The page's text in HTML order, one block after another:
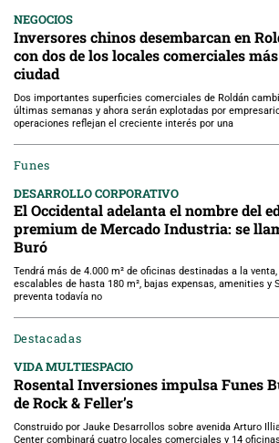
NEGOCIOS
Inversores chinos desembarcan en
con dos de los locales comerciales
ciudad
Dos importantes superficies comerciales de Roldán
últimas semanas y ahora serán explotadas por
operaciones reflejan el creciente interés por una
Funes
DESARROLLO CORPORATIVO
El Occidental adelanta el nombre del
premium de Mercado Industria: se
Buró
Tendrá más de 4.000 m² de oficinas destinadas a la
escalables de hasta 180 m², bajas expensas, amenities y
preventa todavía no
Destacadas
VIDA MULTIESPACIO
Rosental Inversiones impulsa Funes
de Rock & Feller’s
Construido por Jauke Desarrollos sobre avenida Arturo
Center combinará cuatro locales comerciales y 14